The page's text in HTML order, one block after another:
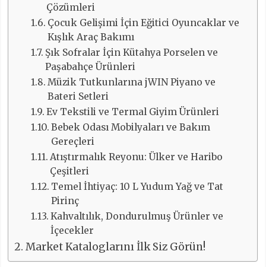
Çözümleri
Çocuk Gelişimi İçin Eğitici Oyuncaklar ve
Kışlık Araç Bakımı
Şık Sofralar İçin Kütahya Porselen ve
Paşabahçe Ürünleri
Müzik Tutkunlarına jWIN Piyano ve
Bateri Setleri
Ev Tekstili ve Termal Giyim Ürünleri
Bebek Odası Mobilyaları ve Bakım
Gereçleri
Atıştırmalık Reyonu: Ülker ve Haribo
Çeşitleri
Temel İhtiyaç: 10 L Yudum Yağ ve Tat
Pirinç
Kahvaltılık, Dondurulmuş Ürünler ve
İçecekler
Market Kataloglarını İlk Siz Görün!